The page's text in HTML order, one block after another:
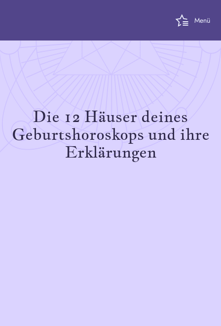
Menü
Die 12 Häuser deines
Geburtshoroskops und ihre
Erklärungen